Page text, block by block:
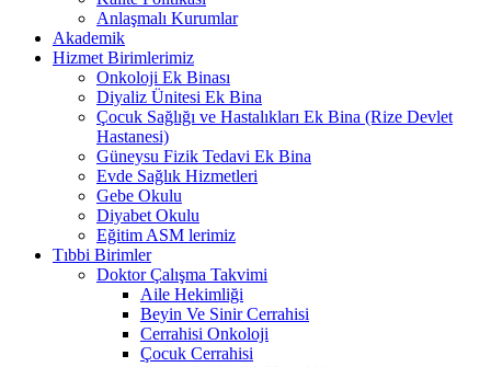
Anlaşmalı Kurumlar
Akademik
Hizmet Birimlerimiz
Onkoloji Ek Binası
Diyaliz Ünitesi Ek Bina
Çocuk Sağlığı ve Hastalıkları Ek Bina (Rize Devlet
Hastanesi)
Güneysu Fizik Tedavi Ek Bina
Evde Sağlık Hizmetleri
Gebe Okulu
Diyabet Okulu
Eğitim ASM lerimiz
Tıbbi Birimler
Doktor Çalışma Takvimi
Aile Hekimliği
Beyin Ve Sinir Cerrahisi
Cerrahisi Onkoloji
Çocuk Cerrahisi